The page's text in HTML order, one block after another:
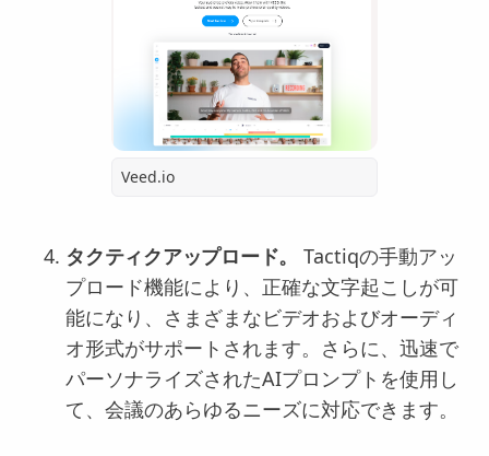
Veed.io
タクティクアップロード。 Tactiqの手動アッ
プロード機能により、正確な文字起こしが可
能になり、さまざまなビデオおよびオーディ
オ形式がサポートされます。さらに、迅速で
パーソナライズされたAIプロンプトを使用し
て、会議のあらゆるニーズに対応できます。